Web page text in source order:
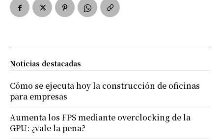
Noticias destacadas
Cómo se ejecuta hoy la construcción de oficinas
para empresas
Aumenta los FPS mediante overclocking de la
GPU: ¿vale la pena?